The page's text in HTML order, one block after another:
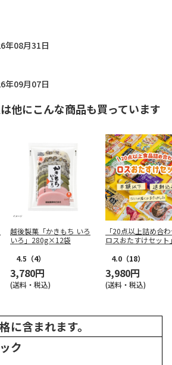
年08月31日
年09月07日
他にこんな商品も買っています
越後製菓「かきもち いろ
いろ」280g×12袋
4.5 （4）
3,780円
(送料・税込)
「20点以上詰め合
ロスおたすけセット
4.0 （18）
3,980円
(送料・税込)
に含まれます。
ク